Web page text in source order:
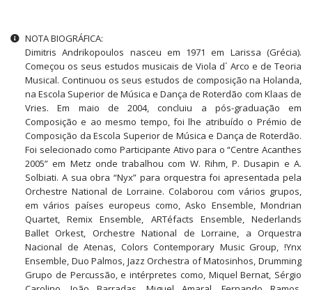
Outras informações
NOTA BIOGRÁFICA:
Dimitris Andrikopoulos nasceu em 1971 em Larissa (Grécia).
Começou os seus estudos musicais de Viola d´ Arco e de Teoria
Musical. Continuou os seus estudos de composição na Holanda,
na Escola Superior de Música e Dança de Roterdão com Klaas de
Vries. Em maio de 2004, concluiu a pós-graduação em
Composição e ao mesmo tempo, foi lhe atribuído o Prémio de
Composição da Escola Superior de Música e Dança de Roterdão.
Foi selecionado como Participante Ativo para o “Centre Acanthes
2005” em Metz onde trabalhou com W. Rihm, P. Dusapin e A.
Solbiati. A sua obra “Nyx” para orquestra foi apresentada pela
Orchestre National de Lorraine. Colaborou com vários grupos,
em vários países europeus como, Asko Ensemble, Mondrian
Quartet, Remix Ensemble, ARTéfacts Ensemble, Nederlands
Ballet Orkest, Orchestre National de Lorraine, a Orquestra
Nacional de Atenas, Colors Contemporary Music Group, !Ynx
Ensemble, Duo Palmos, Jazz Orchestra of Matosinhos, Drumming
Grupo de Percussão, e intérpretes como, Miquel Bernat, Sérgio